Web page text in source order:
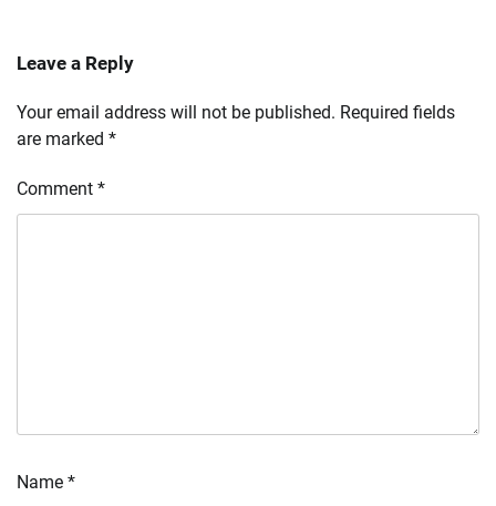
Leave a Reply
Your email address will not be published. Required fields
are marked *
Comment *
Name *